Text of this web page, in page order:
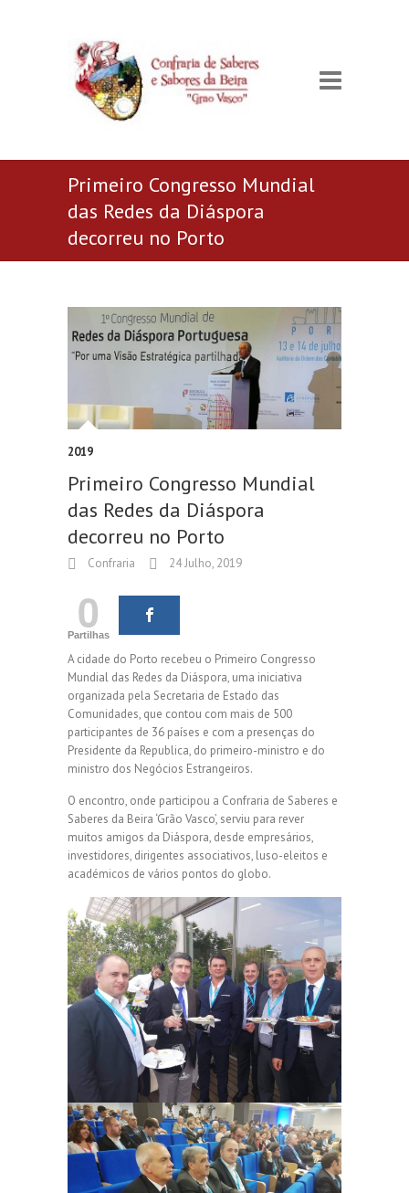
Primeiro Congresso Mundial
das Redes da Diáspora
decorreu no Porto
2019
Primeiro Congresso Mundial
das Redes da Diáspora
decorreu no Porto
Confraria 24 Julho, 2019
0
Partilhas
A cidade do Porto recebeu o Primeiro Congresso
Mundial das Redes da Diáspora, uma iniciativa
organizada pela Secretaria de Estado das
Comunidades, que contou com mais de 500
participantes de 36 países e com a presenças do
Presidente da Republica, do primeiro-ministro e do
ministro dos Negócios Estrangeiros.
O encontro, onde participou a Confraria de Saberes e
Saberes da Beira ‘Grão Vasco’, serviu para rever
muitos amigos da Diáspora, desde empresários,
investidores, dirigentes associativos, luso-eleitos e
académicos de vários pontos do globo.